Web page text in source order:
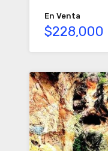
En Venta
$228,000